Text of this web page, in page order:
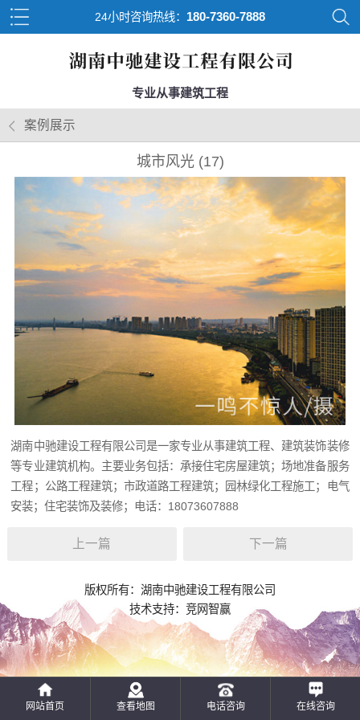
24小时咨询热线： 180-7360-7888
专业从事建筑工程
案例展示
城市风光 (17)
湖南中驰建设工程有限公司是一家专业从事建筑工程、建筑装饰装修
等专业建筑机构。主要业务包括：承接住宅房屋建筑；场地准备服务
工程；公路工程建筑；市政道路工程建筑；园林绿化工程施工；电气
安装；住宅装饰及装修；电话：18073607888
上一篇 下一篇
版权所有：湖南中驰建设工程有限公司
技术支持： 竞网智赢
网站首页 查看地图 电话咨询 在线咨询